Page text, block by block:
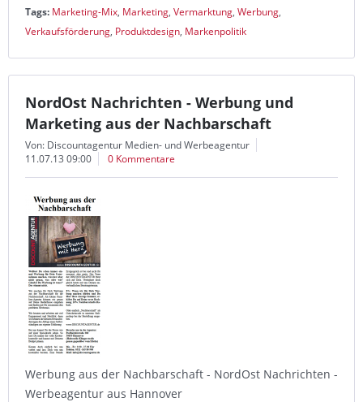
Tags: Marketing-Mix, Marketing, Vermarktung, Werbung,
Verkaufsförderung, Produktdesign, Markenpolitik
NordOst Nachrichten - Werbung und
Marketing aus der Nachbarschaft
Von: Discountagentur Medien- und Werbeagentur
11.07.13 09:00
0 Kommentare
Werbung aus der Nachbarschaft - NordOst Nachrichten -
Werbeagentur aus Hannover